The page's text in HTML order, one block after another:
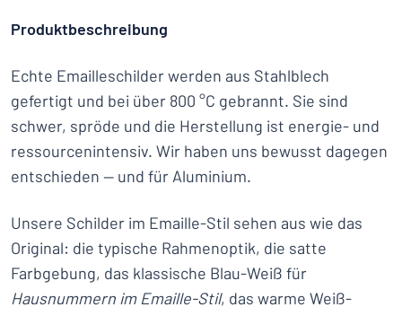
Produktbeschreibung
Echte Emailleschilder werden aus Stahlblech
gefertigt und bei über 800 °C gebrannt. Sie sind
schwer, spröde und die Herstellung ist energie- und
ressourcenintensiv. Wir haben uns bewusst dagegen
entschieden — und für Aluminium.
Unsere Schilder im Emaille-Stil sehen aus wie das
Original: die typische Rahmenoptik, die satte
Farbgebung, das klassische Blau-Weiß für
Hausnummern im Emaille-Stil, das warme Weiß-